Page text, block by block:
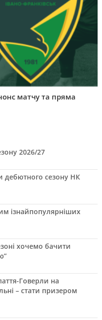
матчу та пряма
2026/27
дебютного сезону НК
ізнайпопулярніших
хочемо бачити
Говерли на
– стати призером